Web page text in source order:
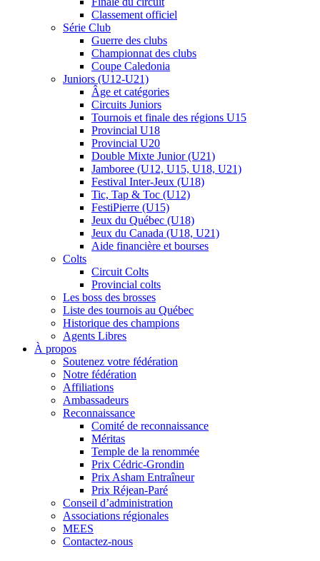
Classement officiel
Série Club
Guerre des clubs
Championnat des clubs
Coupe Caledonia
Juniors (U12-U21)
Âge et catégories
Circuits Juniors
Tournois et finale des régions U15
Provincial U18
Provincial U20
Double Mixte Junior (U21)
Jamboree (U12, U15, U18, U21)
Festival Inter-Jeux (U18)
Tic, Tap & Toc (U12)
FestiPierre (U15)
Jeux du Québec (U18)
Jeux du Canada (U18, U21)
Aide financière et bourses
Colts
Circuit Colts
Provincial colts
Les boss des brosses
Liste des tournois au Québec
Historique des champions
Agents Libres
À propos
Soutenez votre fédération
Notre fédération
Affiliations
Ambassadeurs
Reconnaissance
Comité de reconnaissance
Méritas
Temple de la renommée
Prix Cédric-Grondin
Prix Asham Entraîneur
Prix Réjean-Paré
Conseil d’administration
Associations régionales
MEES
Contactez-nous